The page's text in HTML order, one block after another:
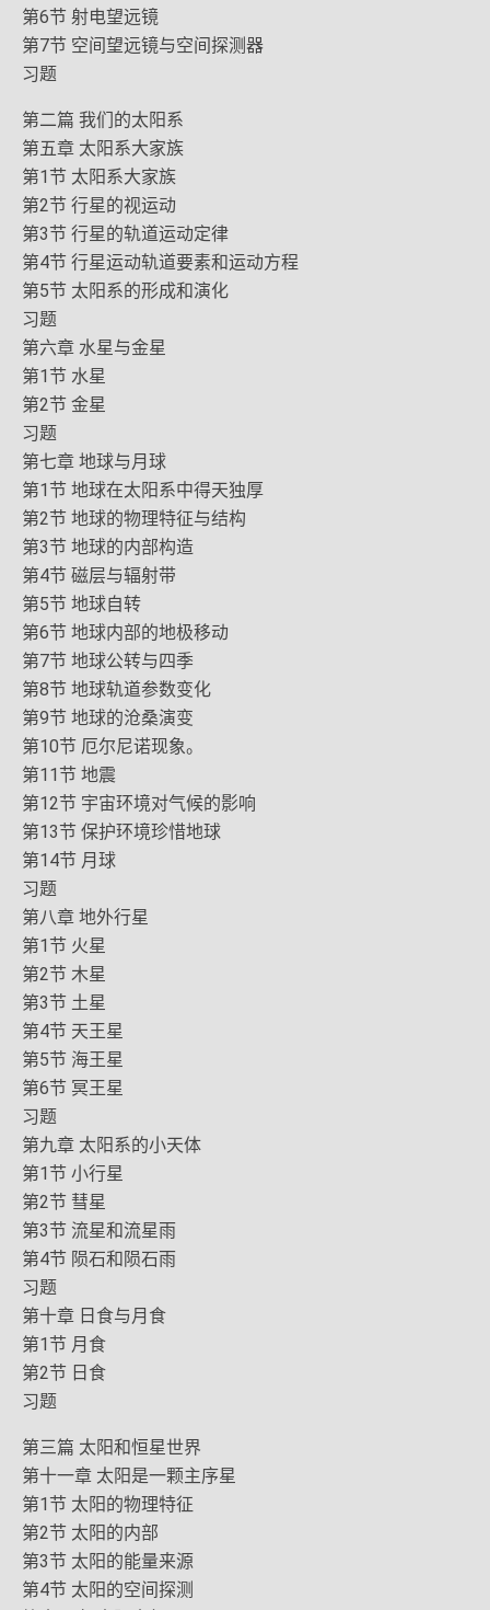
第6节 射电望远镜
第7节 空间望远镜与空间探测器
习题
第二篇 我们的太阳系
第五章 太阳系大家族
第1节 太阳系大家族
第2节 行星的视运动
第3节 行星的轨道运动定律
第4节 行星运动轨道要素和运动方程
第5节 太阳系的形成和演化
习题
第六章 水星与金星
第1节 水星
第2节 金星
习题
第七章 地球与月球
第1节 地球在太阳系中得天独厚
第2节 地球的物理特征与结构
第3节 地球的内部构造
第4节 磁层与辐射带
第5节 地球自转
第6节 地球内部的地极移动
第7节 地球公转与四季
第8节 地球轨道参数变化
第9节 地球的沧桑演变
第10节 厄尔尼诺现象。
第11节 地震
第12节 宇宙环境对气候的影响
第13节 保护环境珍惜地球
第14节 月球
习题
第八章 地外行星
第1节 火星
第2节 木星
第3节 土星
第4节 天王星
第5节 海王星
第6节 冥王星
习题
第九章 太阳系的小天体
第1节 小行星
第2节 彗星
第3节 流星和流星雨
第4节 陨石和陨石雨
习题
第十章 日食与月食
第1节 月食
第2节 日食
习题
第三篇 太阳和恒星世界
第十一章 太阳是一颗主序星
第1节 太阳的物理特征
第2节 太阳的内部
第3节 太阳的能量来源
第4节 太阳的空间探测